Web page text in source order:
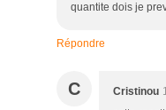
quantite dois je
Répondre
C Cristinou